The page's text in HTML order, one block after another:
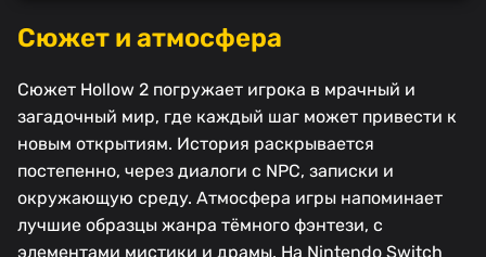
Сюжет и атмосфера
Сюжет Hollow 2 погружает игрока в мрачный и
загадочный мир, где каждый шаг может привести к
новым открытиям. История раскрывается
постепенно, через диалоги с NPC, записки и
окружающую среду. Атмосфера игры напоминает
лучшие образцы жанра тёмного фэнтези, с
элементами мистики и драмы. На Nintendo Switch